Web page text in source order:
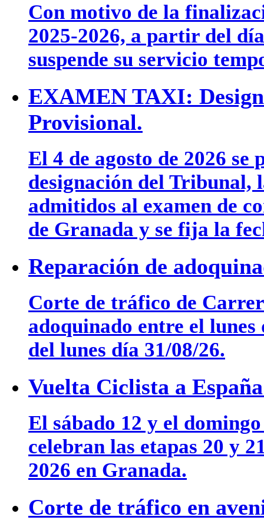
Con motivo de la
2025-2026, a partir del
suspende su servicio
EXAMEN TAXI:
Provisional.
El 4 de agosto de 2026
designación del Tribunal,
admitidos al examen de
de Granada y se fija la
Reparación de
Corte de tráfico de
adoquinado entre el
del lunes día 31/08/26.
Vuelta Ciclista a
El sábado 12 y el
celebran las etapas 20 y
2026 en Granada.
Corte de tráfico en